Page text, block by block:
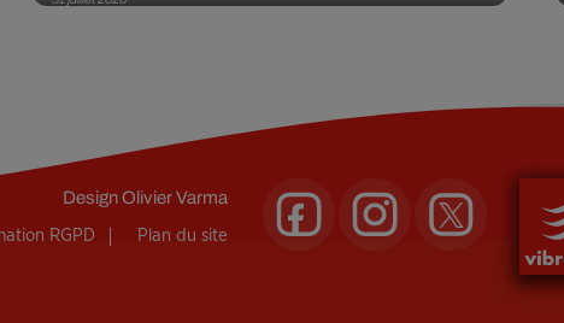
DesignOlivier Varma
RGPD Plan du site